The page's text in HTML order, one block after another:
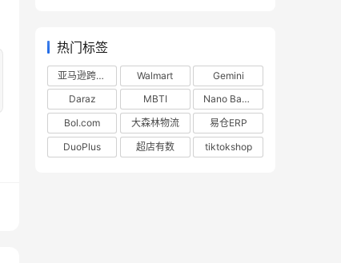
热门标签
亚马逊跨境电商 Walmart
Gemini
Daraz
MBTI
Nano Banana
Bol.com
大森林物流
易仓ERP
DuoPlus
超店有数 tiktokshop